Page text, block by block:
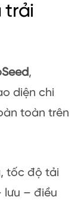
trải
,
diện chi
toàn trên
tốc độ tải
lưu – điều